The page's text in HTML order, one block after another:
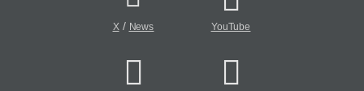
X/ News YouTube